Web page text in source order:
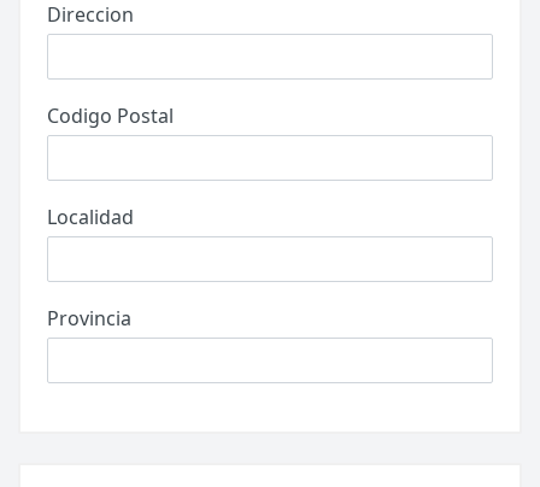
Direccion
Codigo Postal
Localidad
Provincia